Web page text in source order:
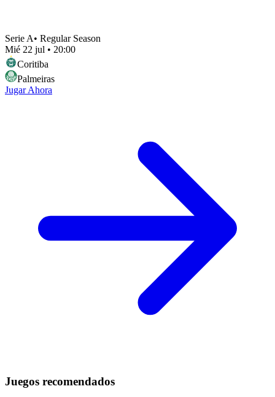
Serie A• Regular Season
Mié 22 jul • 20:00
Coritiba
Palmeiras
Jugar Ahora
Juegos recomendados